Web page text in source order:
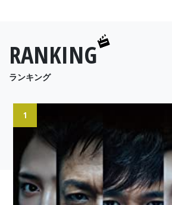
RANKING
ランキング
1